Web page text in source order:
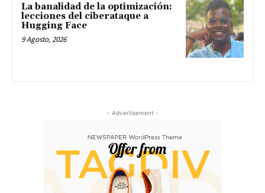
La banalidad de la optimización:
lecciones del ciberataque a
Hugging Face
9 Agosto, 2026
- Advertisement -